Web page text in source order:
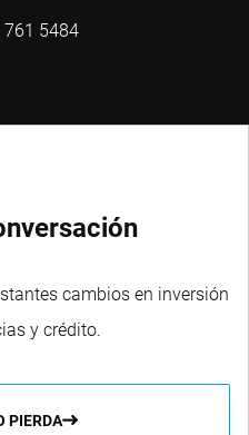
761 5484
cambios en inversión
y crédito.
PIERDA